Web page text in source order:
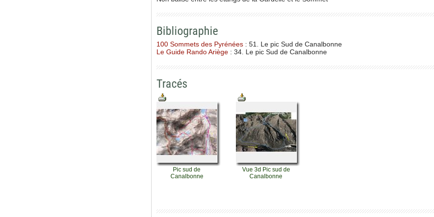
Bibliographie
100 Sommets des Pyrénées : 51. Le pic Sud de Canalbonne
Le Guide Rando Ariège : 34. Le pic Sud de Canalbonne
Tracés
Pic sud de
Canalbonne
Vue 3d Pic sud de
Canalbonne